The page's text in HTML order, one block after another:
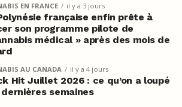
EN FRANCE il y a 3 jours
française enfin prête à
son programme pilote de
médical » après des mois de
AU CANADA il y a 4 jours
Hit Juillet 2026 : ce qu’on a loupé
semaines